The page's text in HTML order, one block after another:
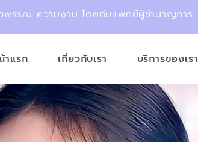
พรรณ ความงาม โดยทีมแพทย์ผู้ชำนาญการ
าแรก เกี่ยวกับเรา บริการของเรา